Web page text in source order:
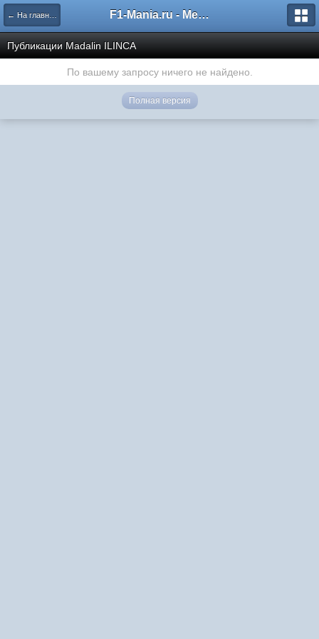
← На главную F1-Mania.ru - Международный чемпионат по симрейсингу
Публикации Madalin ILINCA
По вашему запросу ничего не найдено.
Полная версия